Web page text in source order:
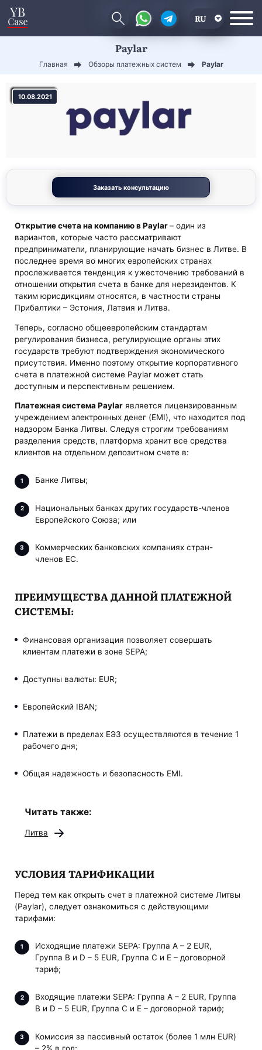
RU
Paylar
Главная Обзоры платежных систем Paylar
10.08.2021
Заказать консультацию
Открытие счета на компанию в Paylar– один из
вариантов, которые часто рассматривают
предприниматели, планирующие начать бизнес в Литве. В
последнее время во многих европейских странах
прослеживается тенденция к ужесточению требований в
отношении открытия счета в банке для нерезидентов. К
таким юрисдикциям относятся, в частности страны
Прибалтики – Эстония, Латвия и Литва.
Теперь, согласно общеевропейским стандартам
регулирования бизнеса, регулирующие органы этих
государств требуют подтверждения экономического
присутствия. Именно поэтому открытие корпоративного
счета в платежной системе Paylar может стать
доступным и перспективным решением.
Платежная система Paylar является лицензированным
учреждением электронных денег (EMI), что находится под
надзором Банка Литвы. Следуя строгим требованиям
разделения средств, платформа хранит все средства
клиентов на отдельном депозитном счете в:
Банке Литвы;
Национальных банках других государств-членов
Европейского Союза; или
Коммерческих банковских компаниях стран-
членов ЕС.
ПРЕИМУЩЕСТВА ДАННОЙ ПЛАТЕЖНОЙ
СИСТЕМЫ:
Финансовая организация позволяет совершать
клиентам платежи в зоне SEPA;
Доступны валюты: EUR;
Европейский IBAN;
Платежи в пределах ЕЭЗ осуществляются в течение 1
рабочего дня;
Общая надежность и безопасность EMI.
Читать также:
Литва
УСЛОВИЯ ТАРИФИКАЦИИ
Перед тем как открыть счет в платежной системе Литвы
(Paylar), следует ознакомиться с действующими
тарифами:
Исходящие платежи SEPA: Группа А – 2 EUR,
Группа B и D – 5 EUR, Группа С и E – договорной
тариф;
Входящие платежи SEPA: Группа А – 2 EUR, Группа
B и D – 5 EUR, Группа С и E – договорной тариф;
Комиссия за пассивный остаток (более 1 млн EUR)
– 2% в год;